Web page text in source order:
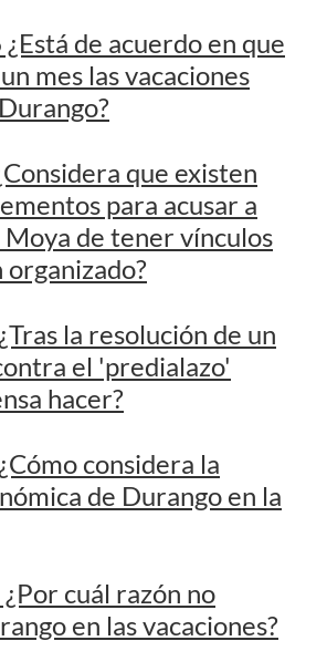
de acuerdo en que
mes las vacaciones
que existen
para acusar a
Moya de tener vínculos
la resolución de un
el 'predialazo'
hacer?
considera la
de Durango en la
cuál razón no
en las vacaciones?